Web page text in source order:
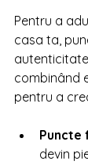
Pentru a
casa ta,
combinând
pentru a
Puncte
devin